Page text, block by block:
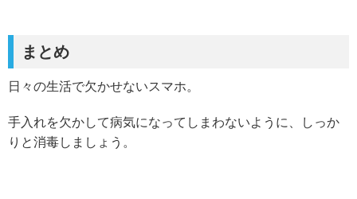
まとめ
日々の生活で欠かせないスマホ。
手入れを欠かして病気になってしまわないように、しっか
りと消毒しましょう。